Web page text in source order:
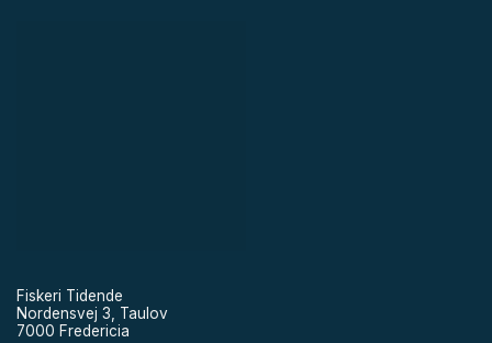
Fiskeri Tidende
Nordensvej 3, Taulov
7000 Fredericia